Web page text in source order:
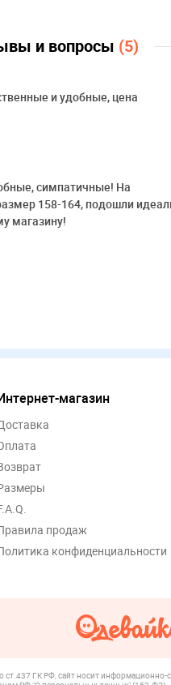
и вопросы (5)
и удобные, цена
симпатичные! На
158-164, подошли
магазину!
магазин
продаж
конфиденциальности
ст.437 ГК РФ, сайт носит